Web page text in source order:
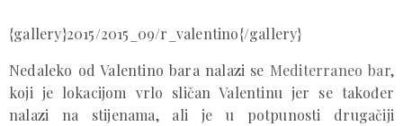
{gallery}2015/2015_09/r_valentino{/gallery}
Nedaleko od Valentino bara nalazi se Mediterraneo bar,
koji je lokacijom vrlo sličan Valentinu jer se također
nalazi na stijenama, ali je u potpunosti drugačiji